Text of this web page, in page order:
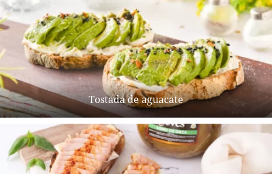
Tostada de aguacate